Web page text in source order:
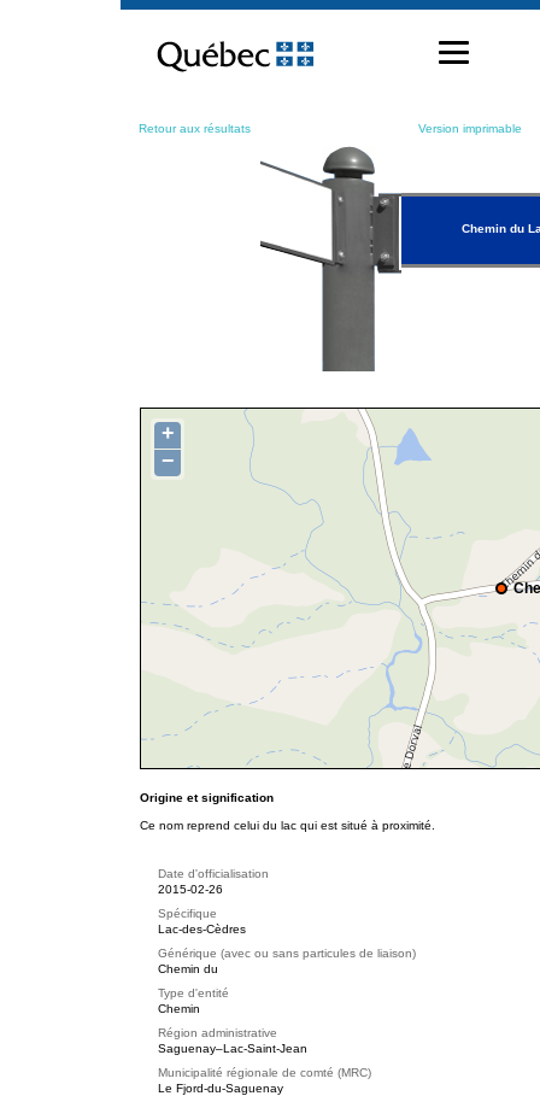
contenu
Retour aux résultats Version imprimable
Chemin du
+
−
Origine et signification
Ce nom reprend celui du lac qui est situé à proximité.
Date d'officialisation
2015-02-26
Spécifique
Lac-des-Cèdres
Générique (avec ou sans particules de liaison)
Chemin du
Type d'entité
Chemin
Région administrative
Saguenay–Lac-Saint-Jean
Municipalité régionale de comté (MRC)
Le Fjord-du-Saguenay